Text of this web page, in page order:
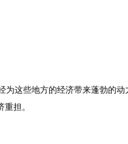
为这些地方的经济带来蓬勃的动
担。